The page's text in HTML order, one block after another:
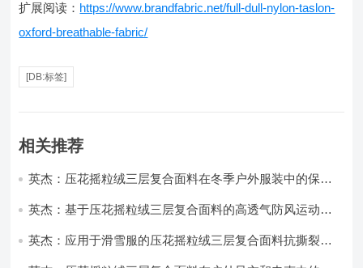
扩展阅读： https://www.brandfabric.net/full-dull-nylon-taslon-
oxford-breathable-fabric/
[DB:标签]
相关推荐
英杰：压花摇粒绒三层复合面料在冬季户外服装中的保暖
英杰：基于压花摇粒绒三层复合面料的高透气防风运动服
英杰：应用于滑雪服的压花摇粒绒三层复合面料抗撕裂与